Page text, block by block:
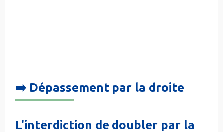
➡️ Dépassement par la droite
L'interdiction de doubler par la